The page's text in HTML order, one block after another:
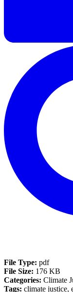
File Type: pdf
File Size: 176 KB
Categories: Climate
Tags: climate justice,